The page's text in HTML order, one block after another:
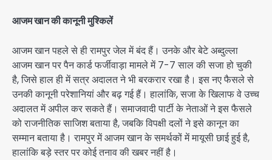
आजम खान की कानूनी मुश्किलें
आजम खान पहले से ही रामपुर जेल में बंद हैं। उनके और बेटे अब्दुल्ला
आजम खान पर पैन कार्ड फर्जीवाड़ा मामले में 7-7 साल की सजा हो चुकी
है, जिसे हाल ही में सत्र अदालत ने भी बरकरार रखा है। इस नए फैसले से
उनकी कानूनी परेशानियां और बढ़ गई हैं। हालांकि, सजा के खिलाफ वे उच्च
अदालत में अपील कर सकते हैं। समाजवादी पार्टी के नेताओं ने इस फैसले
को राजनीतिक साजिश बताया है, जबकि विपक्षी दलों ने इसे कानून का
सम्मान बताया है। रामपुर में आजम खान के समर्थकों में मायूसी छाई हुई है,
हालांकि बड़े स्तर पर कोई तनाव की खबर नहीं है।